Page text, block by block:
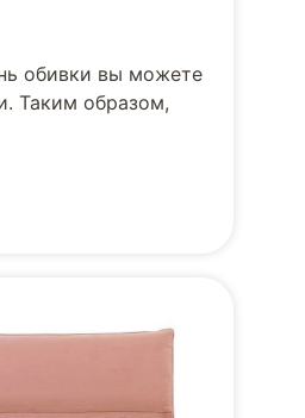
обивки вы можете
Таким образом,